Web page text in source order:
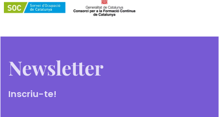
Newsletter
Inscriu-te!